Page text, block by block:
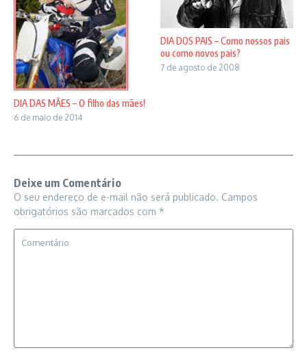
DIA DAS MÃES – O filho das mães!
6 de maio de 2014
DIA DOS PAIS – Como nossos pais
ou como novos pais?
7 de agosto de 2008
Deixe um Comentário
O seu endereço de e-mail não será publicado. Campos
obrigatórios são marcados com *